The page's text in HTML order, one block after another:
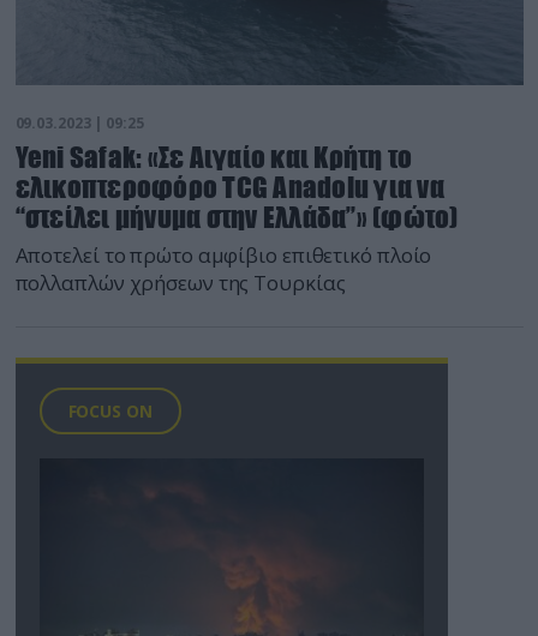
09.03.2023 | 09:25
Yeni Safak: «Σε Αιγαίο και Κρήτη το
ελικοπτεροφόρο TCG Anadolu για να
“στείλει μήνυμα στην Ελλάδα”» (φώτο)
Αποτελεί το πρώτο αμφίβιο επιθετικό πλοίο
πολλαπλών χρήσεων της Τουρκίας
FOCUS ON